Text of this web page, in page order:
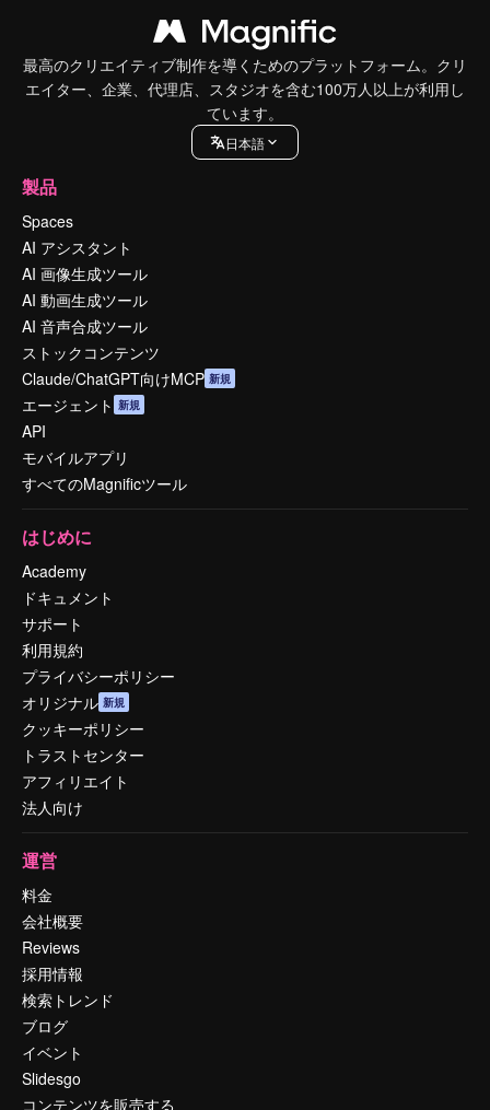
最高のクリエイティブ制作を導くためのプラットフォーム。クリ
エイター、企業、代理店、スタジオを含む100万人以上が利用し
ています。
日本語
製品
Spaces
AI アシスタント
AI 画像生成ツール
AI 動画生成ツール
AI 音声合成ツール
ストックコンテンツ
Claude/ChatGPT向けMCP 新規
エージェント 新規
API
モバイルアプリ
すべてのMagnificツール
はじめに
Academy
ドキュメント
サポート
利用規約
プライバシーポリシー
オリジナル 新規
クッキーポリシー
トラストセンター
アフィリエイト
法人向け
運営
料金
会社概要
Reviews
採用情報
検索トレンド
ブログ
イベント
Slidesgo
コンテンツを販売する